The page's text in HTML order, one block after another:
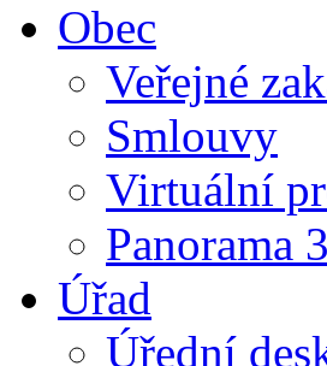
Obec
Veřejné
Smlouvy
Virtuální
Panorama
Úřad
Úřední